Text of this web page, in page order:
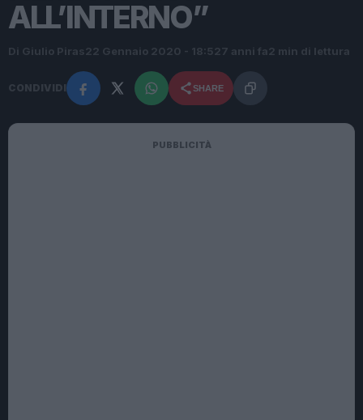
ALL’INTERNO”
Di Giulio Piras22 Gennaio 2020 - 18:527 anni fa2 min di lettura
CONDIVIDI SHARE
PUBBLICITÀ